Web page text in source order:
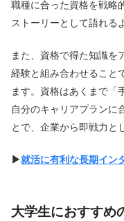
職種に合った資格を戦略
ストーリーとして語れる
また、資格で得た知識を
経験と組み合わせること
ます。資格はあくまで「
自分のキャリアプランに
とで、企業から即戦力と
▶︎就活に有利な長期イン
大学生におすすめ